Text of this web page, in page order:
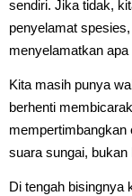
sendiri. Jika tidak,
penyelamat
menyelamatkan apa
Kita masih punya
berhenti
mempertimbangkan
suara sungai,
Di tengah bisingnya